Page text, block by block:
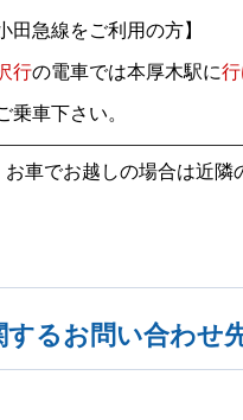
田急線をご利用の方】
行の電車では本厚木駅に
乗車下さい。
車でお越しの場合は近
るお問い合わせ